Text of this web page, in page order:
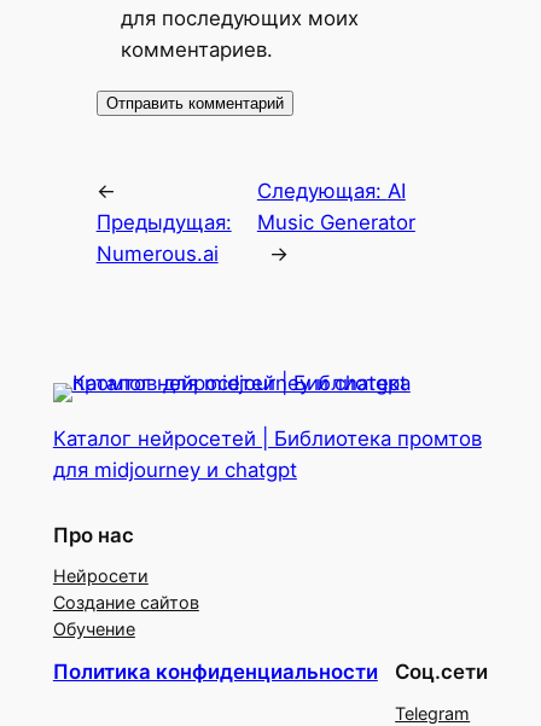
для последующих моих
комментариев.
←
Предыдущая:
Numerous.ai
Следующая: AI
Music Generator
→
Каталог нейросетей | Библиотека промтов
для midjourney и chatgpt
Про нас
Нейросети
Создание сайтов
Обучение
Политика конфиденциальности Соц.сети
Telegram